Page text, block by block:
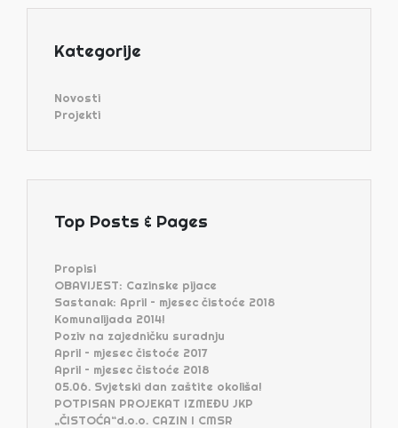
Kategorije
Novosti
Projekti
Top Posts & Pages
Propisi
OBAVIJEST: Cazinske pijace
Sastanak: April – mjesec čistoće 2018
Komunalijada 2014!
Poziv na zajedničku suradnju
April – mjesec čistoće 2017
April – mjesec čistoće 2018
05.06. Svjetski dan zaštite okoliša!
POTPISAN PROJEKAT IZMEĐU JKP
„ČISTOĆA“d.o.o. CAZIN I CMSR